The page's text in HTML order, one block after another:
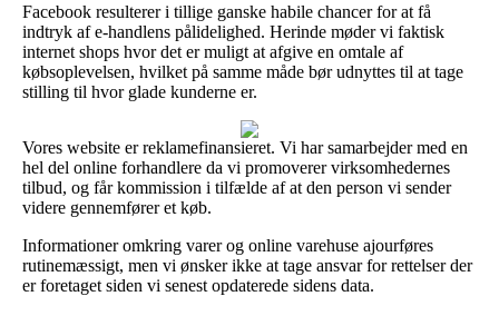
Facebook resulterer i tillige ganske habile chancer for at få
indtryk af e-handlens pålidelighed. Herinde møder vi faktisk
internet shops hvor det er muligt at afgive en omtale af
købsoplevelsen, hvilket på samme måde bør udnyttes til at tage
stilling til hvor glade kunderne er.
Vores website er reklamefinansieret. Vi har samarbejder med en
hel del online forhandlere da vi promoverer virksomhedernes
tilbud, og får kommission i tilfælde af at den person vi sender
videre gennemfører et køb.
Informationer omkring varer og online varehuse ajourføres
rutinemæssigt, men vi ønsker ikke at tage ansvar for rettelser der
er foretaget siden vi senest opdaterede sidens data.